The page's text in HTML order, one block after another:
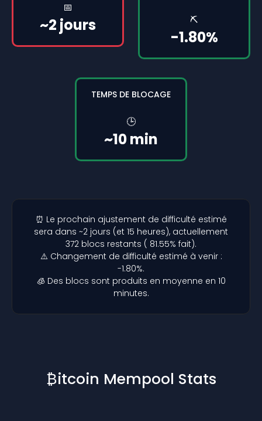
📅
~2 jours ⛏️
-1.80%
TEMPS DE BLOCAGE
🕒
~10 min
⏰ Le prochain ajustement de difficulté estimé
sera dans ~2 jours (et 15 heures), actuellement
372 blocs restants ( 81.55% fait).
⚠️ Changement de difficulté estimé à venir :
-1.80%.
🧊 Des blocs sont produits en moyenne en 10
minutes.
₿itcoin Mempool Stats